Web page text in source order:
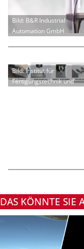
Bild: B&R Industrial
Automation GmbH
Bild: Institut für
Fertigungstechnik und
DAS KÖNNTE SIE